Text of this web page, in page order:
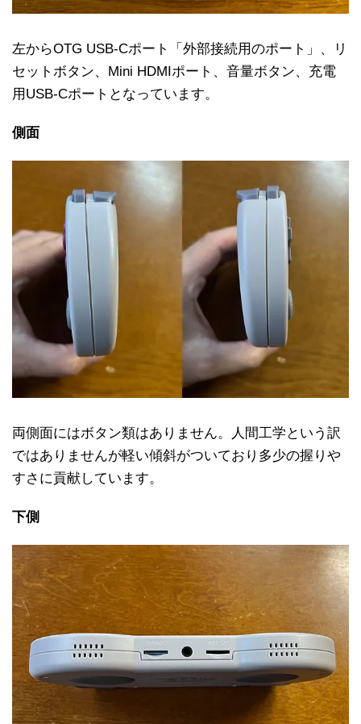
左からOTG USB-Cポート「外部接続用のポート」、リ
セットボタン、Mini HDMIポート、音量ボタン、充電
用USB-Cポートとなっています。
側面
両側面にはボタン類はありません。人間工学という訳
ではありませんが軽い傾斜がついており多少の握りや
すさに貢献しています。
下側